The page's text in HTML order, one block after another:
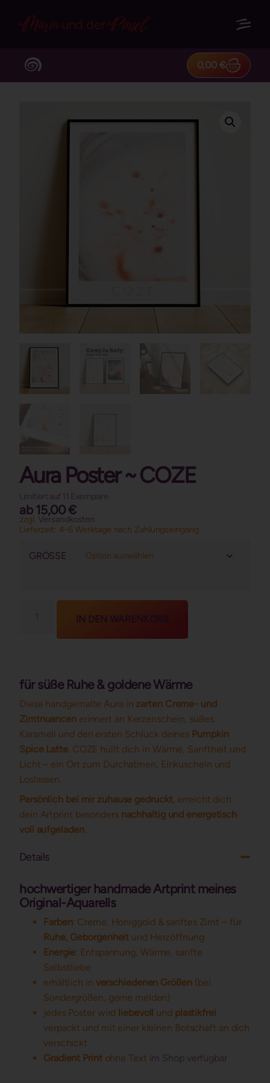
Mariaund derPinsel
0,00€
Aura Poster ~ COZE
Limitiert auf 11 Exemplare
ab 15,00€
zzgl. Versandkosten
Lieferzeit: 4-6 Werktage nach Zahlungseingang
GRÖSSE
IN DEN WARENKORB
für süße Ruhe & goldene Wärme
Diese handgemalte Aura in zarten Creme- und
Zimtnuancenerinnert an Kerzenschein, süßes
Karamell und den ersten Schluck deines Pumpkin
Spice Latte. COZE hüllt dich in Wärme, Sanftheit und
Licht – ein Ort zum Durchatmen, Einkuscheln und
Loslassen.
Persönlich bei mir zuhause gedruckt, erreicht dich
dein Artprint besonders nachhaltig und energetisch
voll aufgeladen.
Details
hochwertiger handmade Artprint meines
Original-Aquarells
Farben: Creme, Honiggold & sanftes Zimt – für
Ruhe, Geborgenheit und Herzöffnung
Energie: Entspannung, Wärme, sanfte
Selbstliebe
erhältlich in verschiedenen Größen(bei
Sondergrößen, gerne melden)
jedes Poster wird liebevoll und plastikfrei
verpackt und mit einer kleinen Botschaft an dich
verschickt
Gradient Printohne Text im Shop verfügbar